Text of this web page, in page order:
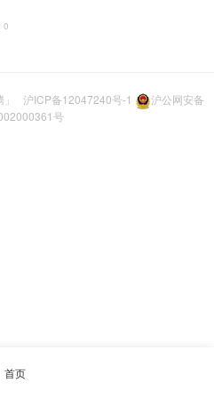
0
沪ICP备12047240号-1
沪公网安备
号
首页